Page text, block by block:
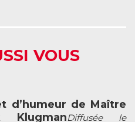
VOUS
d’humeur de Maître
KlugmanDiffusée le